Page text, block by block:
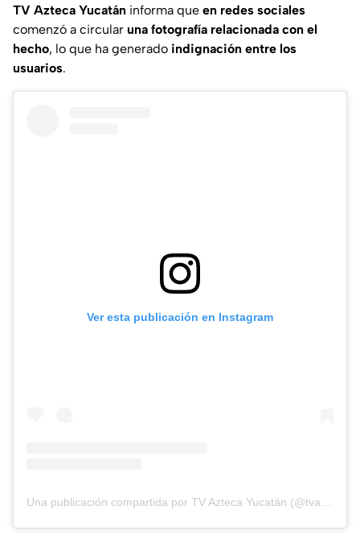
TV Azteca Yucatán informa que en redes sociales
comenzó a circular una fotografía relacionada con el
hecho, lo que ha generado indignación entre los
usuarios.
Ver esta publicación en Instagram
Una publicación compartida por TV Azteca Yucatán (@tvaztecayucatan)